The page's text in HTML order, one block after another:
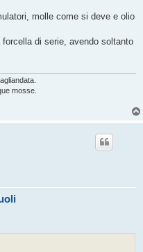
molle come si deve e olio
di serie, avendo soltanto
mosse.